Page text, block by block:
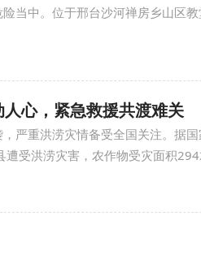
当中。位于邢台沙河禅房乡山区
心，紧急救援共渡难关
严重洪涝灾情备受全国关注。据
受洪涝灾害，农作物受灾面积